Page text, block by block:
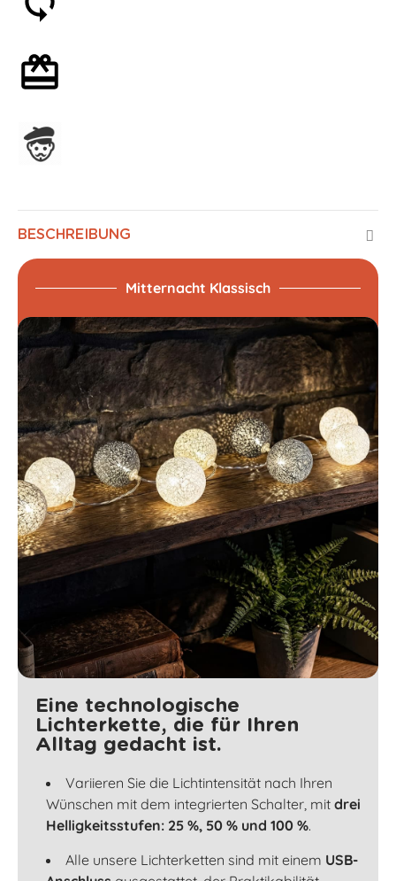
BESCHREIBUNG
Mitternacht Klassisch
Eine technologische
Lichterkette, die für Ihren
Alltag gedacht ist.
Variieren Sie die Lichtintensität nach Ihren
Wünschen mit dem integrierten Schalter, mit drei
Helligkeitsstufen: 25 %, 50 % und 100 %.
Alle unsere Lichterketten sind mit einem USB-